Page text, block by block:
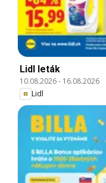
Lidl leták
10.08.2026- 16.08.2026
Lidl